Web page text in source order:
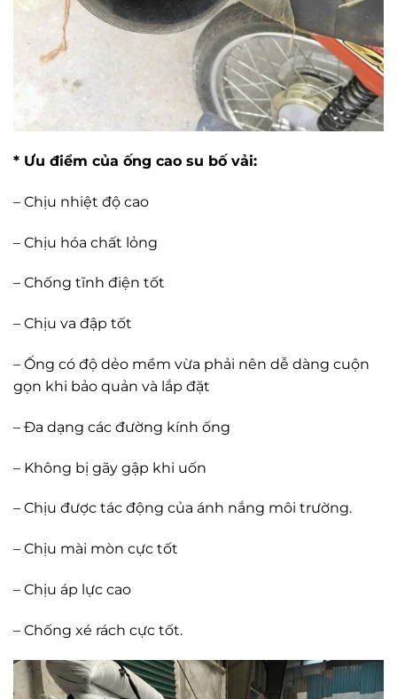
* Ưu điểm của ống cao su bố vải:
– Chịu nhiệt độ cao
– Chịu hóa chất lỏng
– Chống tĩnh điện tốt
– Chịu va đập tốt
– Ống có độ dẻo mềm vừa phải nên dễ dàng cuộn
gọn khi bảo quản và lắp đặt
– Đa dạng các đường kính ống
– Không bị gãy gập khi uốn
– Chịu được tác động của ánh nắng môi trường.
– Chịu mài mòn cực tốt
– Chịu áp lực cao
– Chống xé rách cực tốt.